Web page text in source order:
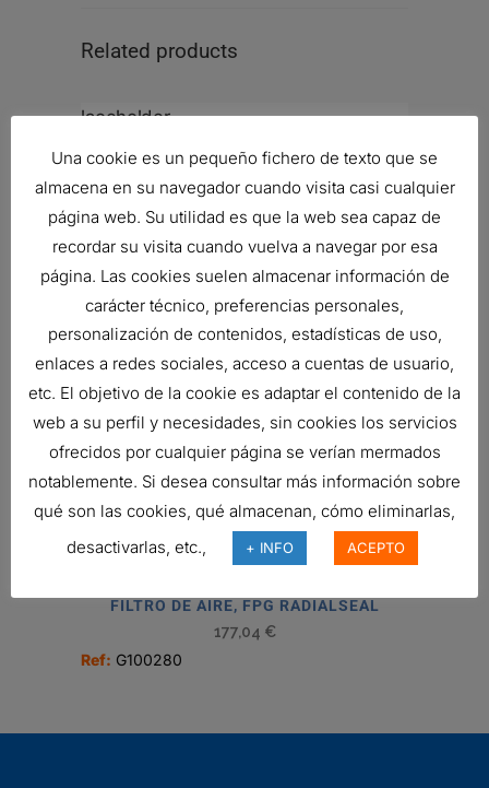
Related products
ENSAMBLE PURIFICADOR DE AIRE
Ref: G080492
FILTRO DE AIRE, PSD POWERCORE
243,22€
Ref: D090101
FILTRO DE AIRE, PRIMARIO
REDONDO
40,14€
Ref:P181137
FILTRO DE AIRE, FPG RADIALSEAL
177,04 €
Ref: G100280
Una cookie es un pequeño fichero de texto que se
almacena en su navegador cuando visita casi cualquier
página web. Su utilidad es que la web sea capaz de
recordar su visita cuando vuelva a navegar por esa
página. Las cookies suelen almacenar información de
carácter técnico, preferencias personales,
personalización de contenidos, estadísticas de uso,
enlaces a redes sociales, acceso a cuentas de usuario,
etc. El objetivo de la cookie es adaptar el contenido de la
web a su perfil y necesidades, sin cookies los servicios
ofrecidos por cualquier página se verían mermados
notablemente. Si desea consultar más información sobre
qué son las cookies, qué almacenan, cómo eliminarlas,
desactivarlas, etc.,
+ INFO ACEPTO